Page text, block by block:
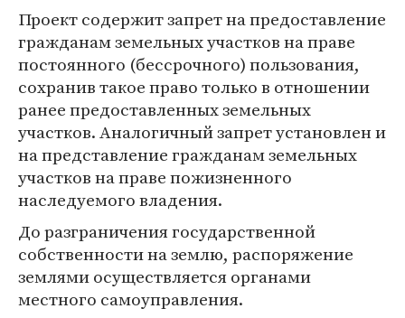
Проект содержит запрет на предоставление
гражданам земельных участков на праве
постоянного (бессрочного) пользования,
сохранив такое право только в отношении
ранее предоставленных земельных
участков. Аналогичный запрет установлен и
на представление гражданам земельных
участков на праве пожизненного
наследуемого владения.
До разграничения государственной
собственности на землю, распоряжение
землями осуществляется органами
местного самоуправления.